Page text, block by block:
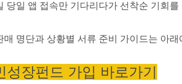
당일 앱 접속만 기다리다가 선착순 기회
매 명단과 상황별 서류 준비 가이드는 아
장펀드 가입 바로가기